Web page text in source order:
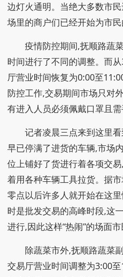
边灯火通明。当绝大多数市
场里的商户们已经开始为市民
疫情防控期间,抚顺路蔬
时间进行了不同的调整。而
厅营业时间恢复为0:00至
防控工作,交易期间市场只对
有进入人员必须佩戴口罩且需
记者凌晨三点来到这里
早已停满了进货的车辆,市场
位上铺好了货进行着各项交
着用各种车辆工具拉货。据
零点以后许多人就开始在这
时是批发交易的高峰时段,这
进行,因此这样“热闹”的场面市
除蔬菜市外,抚顺路蔬菜
交易厅营业时间调整为3:00